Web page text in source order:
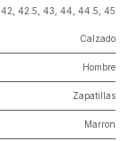
42 42.5 43 44 44.5 45
Calzado
Hombre
Zapatillas
Marron